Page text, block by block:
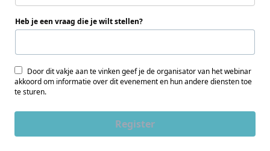
Heb je een vraag die je wilt stellen?
Door dit vakje aan te vinken geef je de organisator van het webinar
akkoord om informatie over dit evenement en hun andere diensten toe
te sturen.
Register